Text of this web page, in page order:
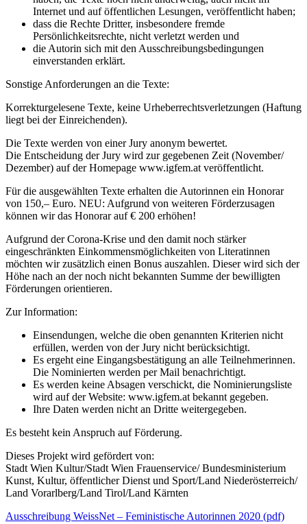
Internet und auf öffentlichen Lesungen, veröffentlicht haben;
dass die Rechte Dritter, insbesondere fremde
Persönlichkeitsrechte, nicht verletzt werden und
die Autorin sich mit den Ausschreibungsbedingungen
einverstanden erklärt.
Sonstige Anforderungen an die Texte:
Korrekturgelesene Texte, keine Urheberrechtsverletzungen (Haftung
liegt bei der Einreichenden).
Die Texte werden von einer Jury anonym bewertet.
Die Entscheidung der Jury wird zur gegebenen Zeit (November/
Dezember) auf der Homepage www.igfem.at veröffentlicht.
Für die ausgewählten Texte erhalten die Autorinnen ein Honorar
von 150,– Euro. NEU: Aufgrund von weiteren Förderzusagen
können wir das Honorar auf € 200 erhöhen!
Aufgrund der Corona-Krise und den damit noch stärker
eingeschränkten Einkommensmöglichkeiten von Literatinnen
möchten wir zusätzlich einen Bonus auszahlen. Dieser wird sich der
Höhe nach an der noch nicht bekannten Summe der bewilligten
Förderungen orientieren.
Zur Information:
Einsendungen, welche die oben genannten Kriterien nicht
erfüllen, werden von der Jury nicht berücksichtigt.
Es ergeht eine Eingangsbestätigung an alle Teilnehmerinnen.
Die Nominierten werden per Mail benachrichtigt.
Es werden keine Absagen verschickt, die Nominierungsliste
wird auf der Website: www.igfem.at bekannt gegeben.
Ihre Daten werden nicht an Dritte weitergegeben.
Es besteht kein Anspruch auf Förderung.
Dieses Projekt wird gefördert von:
Stadt Wien Kultur/Stadt Wien Frauenservice/ Bundesministerium
Kunst, Kultur, öffentlicher Dienst und Sport/Land Niederösterreich/
Land Vorarlberg/Land Tirol/Land Kärnten
Ausschreibung WeissNet – Feministische Autorinnen 2020 (pdf)